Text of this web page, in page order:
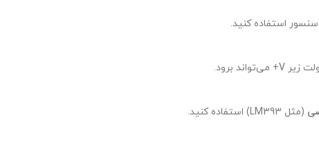
استفاده کنید.
(مثل LM393) استفاده کنید.